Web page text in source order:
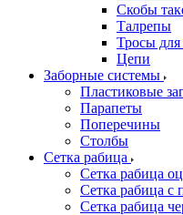
Скобы
Талрепы
Тросы для
Цепи
Заборные системы
Пластиковые
Парапеты
Поперечины
Столбы
Сетка рабица
Сетка рабица
Сетка рабица
Сетка рабица